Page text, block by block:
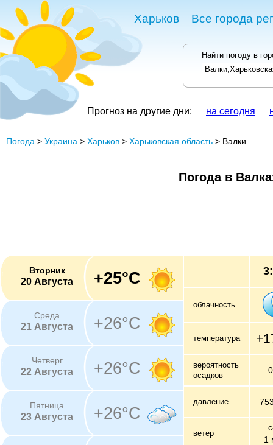
Харьков Все города
Найти погоду в
Прогноз на другие дни: на сегодня
Погода > Украина > Харьков > Харьковская область > Валки
Погода в
Вторник
20 Августа +25°C
Среда
21 Августа +26°C
Четверг
22 Августа +26°C
Пятница
23 Августа +26°C
облачность
температура
вероятность
осадков
давление
ветер
1